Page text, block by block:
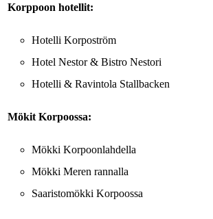
Korppoon hotellit:
Hotelli Korpoström
Hotel Nestor & Bistro Nestori
Hotelli & Ravintola Stallbacken
Mökit Korpoossa:
Mökki Korpoonlahdella
Mökki Meren rannalla
Saaristomökki Korpoossa